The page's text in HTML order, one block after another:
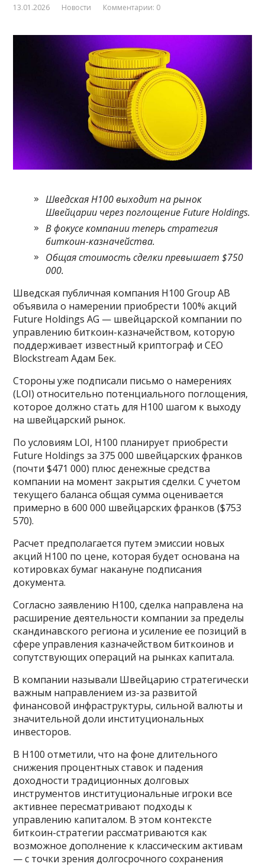
13.01.2026 Новости Комментарии: 0
Шведская H100 выходит на рынок
Швейцарии через поглощение Future Holdings.
В фокусе компании теперь стратегия
биткоин-казначейства.
Общая стоимость сделки превышает $750
000.
Шведская публичная компания H100 Group AB
объявила о намерении приобрести 100% акций
Future Holdings AG — швейцарской компании по
управлению биткоин-казначейством, которую
поддерживает известный криптограф и CEO
Blockstream Адам Бек.
Стороны уже подписали письмо о намерениях
(LOI) относительно потенциального поглощения,
которое должно стать для H100 шагом к выходу
на швейцарский рынок.
По условиям LOI, H100 планирует приобрести
Future Holdings за 375 000 швейцарских франков
(почти $471 000) плюс денежные средства
компании на момент закрытия сделки. С учетом
текущего баланса общая сумма оценивается
примерно в 600 000 швейцарских франков ($753
570).
Расчет предполагается путем эмиссии новых
акций H100 по цене, которая будет основана на
котировках бумаг накануне подписания
документа.
Согласно заявлению H100, сделка направлена на
расширение деятельности компании за пределы
скандинавского региона и усиление ее позиций в
сфере управления казначейством биткоинов и
сопутствующих операций на рынках капитала.
В компании называли Швейцарию стратегически
важным направлением из-за развитой
финансовой инфраструктуры, сильной валюты и
значительной доли институциональных
инвесторов.
В H100 отметили, что на фоне длительного
снижения процентных ставок и падения
доходности традиционных долговых
инструментов институциональные игроки все
активнее пересматривают подходы к
управлению капиталом. В этом контексте
биткоин-стратегии рассматриваются как
возможное дополнение к классическим активам
— с точки зрения долгосрочного сохранения